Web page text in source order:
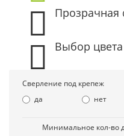
Прозрачная
Выбор цвета
Сверление под крепеж
да
нет
Минимальное кол-во